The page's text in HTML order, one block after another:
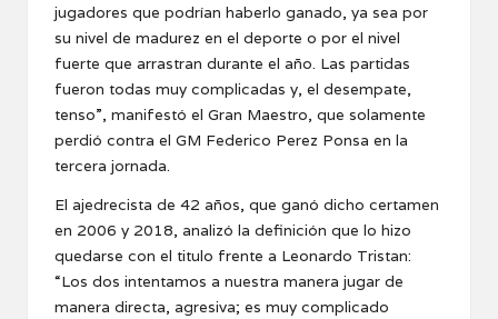
jugadores que podrían haberlo ganado, ya sea por
su nivel de madurez en el deporte o por el nivel
fuerte que arrastran durante el año. Las partidas
fueron todas muy complicadas y, el desempate,
tenso”, manifestó el Gran Maestro, que solamente
perdió contra el GM Federico Perez Ponsa en la
tercera jornada.
El ajedrecista de 42 años, que ganó dicho certamen
en 2006 y 2018, analizó la definición que lo hizo
quedarse con el titulo frente a Leonardo Tristan:
“Los dos intentamos a nuestra manera jugar de
manera directa, agresiva; es muy complicado